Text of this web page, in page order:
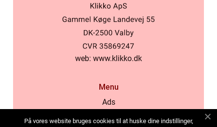
web: www.klikko.dk
Menu
Ads
På vores website bruges cookies til at huske dine indstillinger,